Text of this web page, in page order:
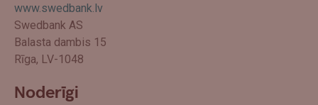
www.swedbank.lv
Swedbank AS
Balasta dambis 15
Rīga, LV-1048
Noderīgi